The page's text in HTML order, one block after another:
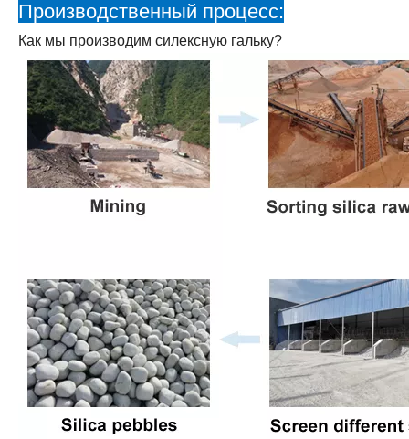
Производственный процесс:
Как мы производим силексную гальку?